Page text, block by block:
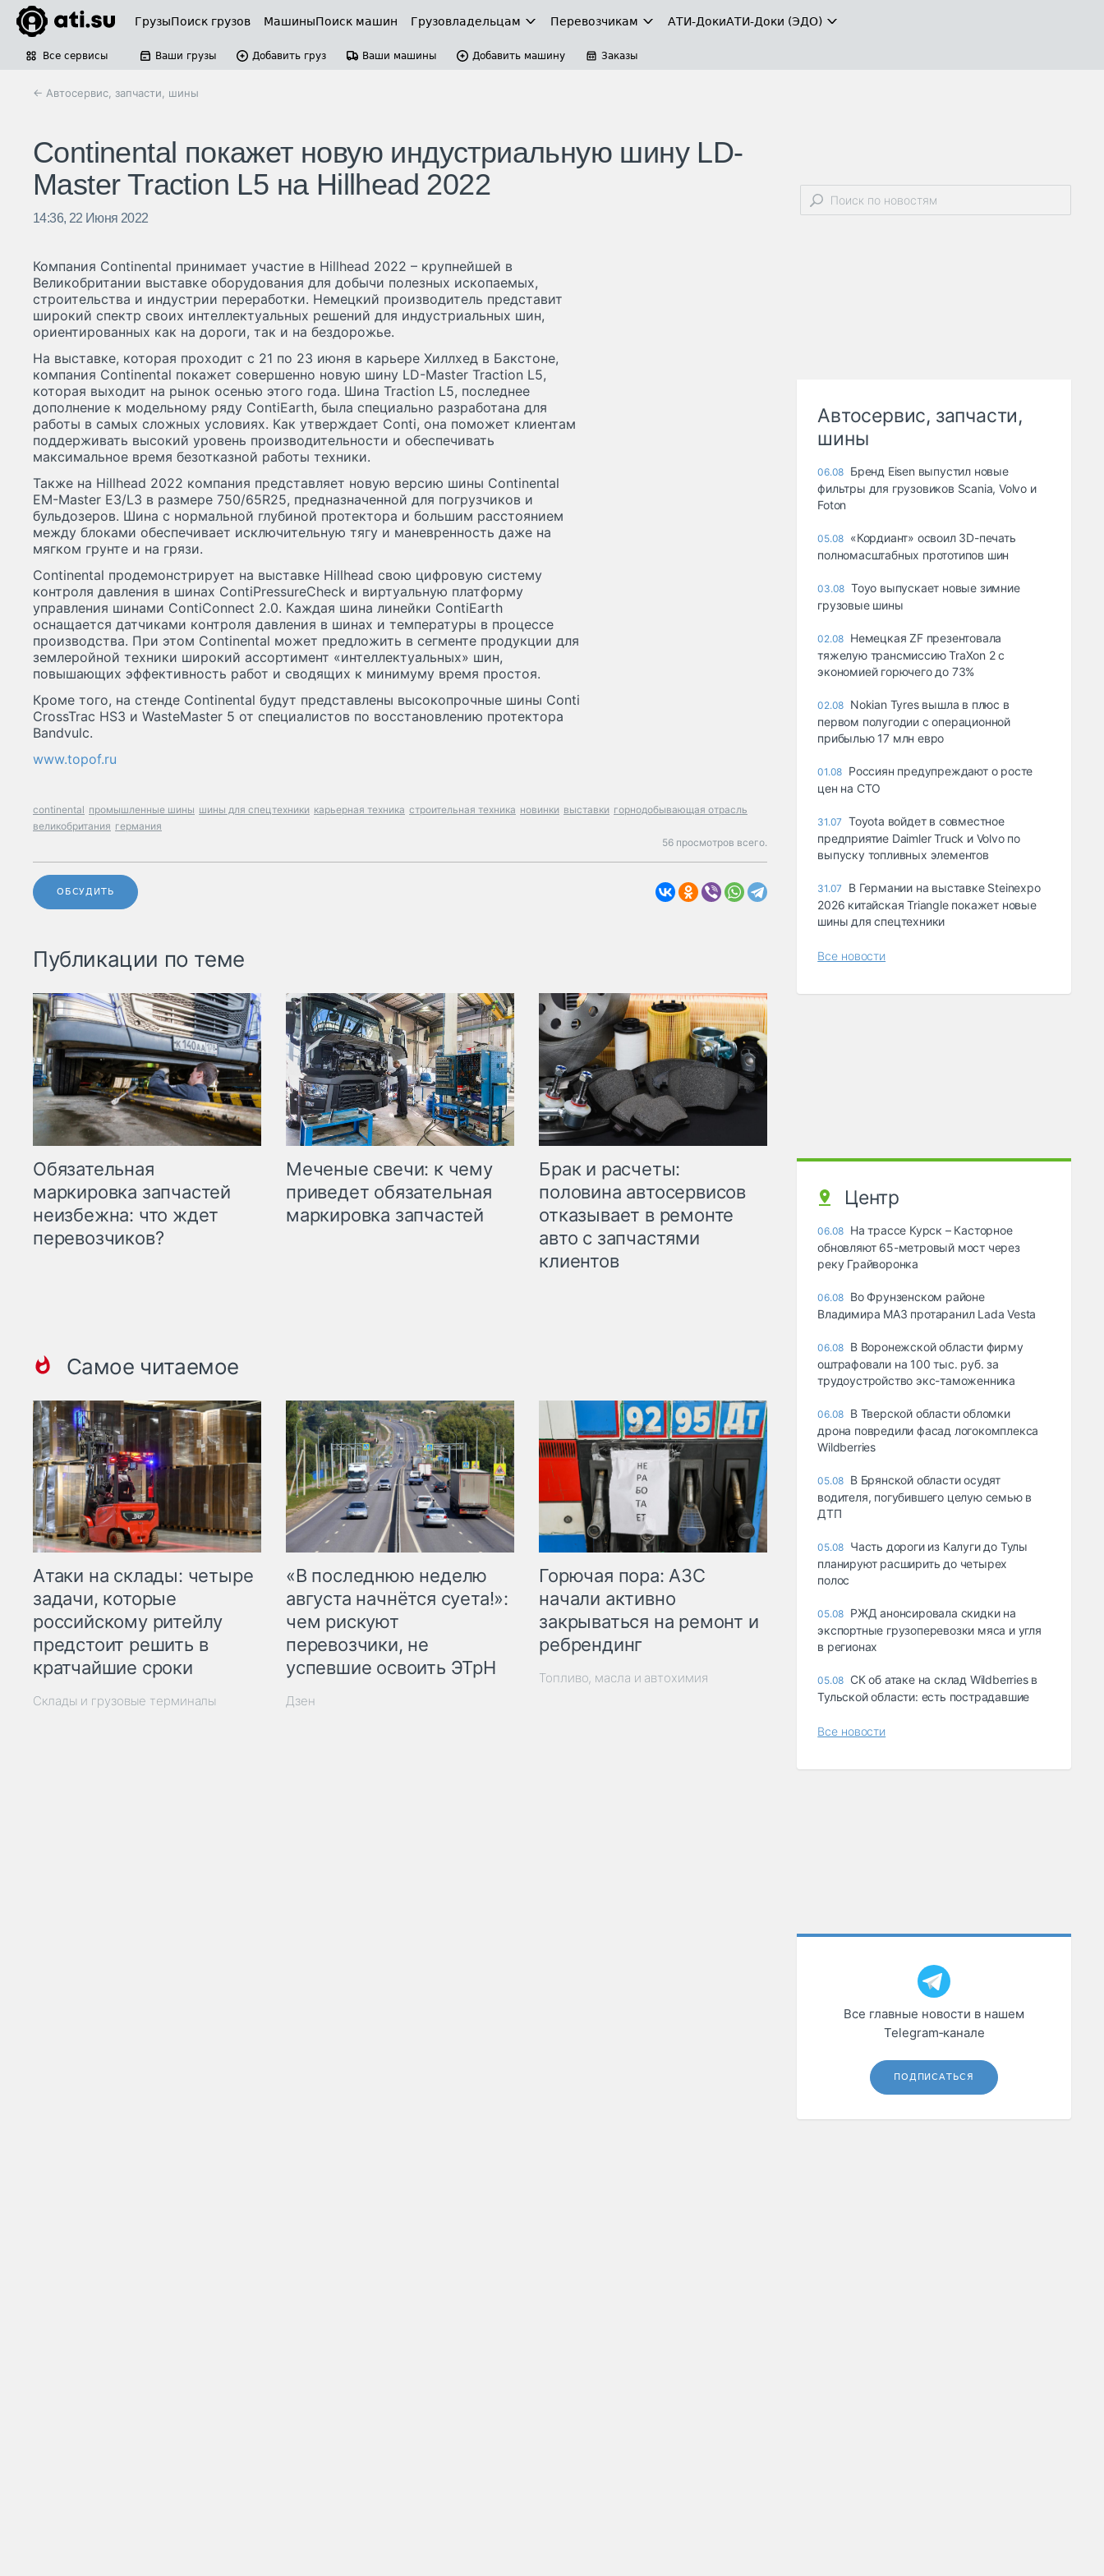
ГрузыПоиск грузов МашиныПоиск машин Грузовладельцам Перевозчикам АТИ-ДокиАТИ-Доки (ЭДО)
Все сервисы Ваши грузы Добавить груз Ваши машины Добавить машину Заказы
← Автосервис, запчасти, шины
Continental покажет новую индустриальную шину LD-
Master Traction L5 на Hillhead 2022
14:36, 22 Июня 2022
Компания Continental принимает участие в Hillhead 2022 – крупнейшей в
Великобритании выставке оборудования для добычи полезных ископаемых,
строительства и индустрии переработки. Немецкий производитель представит
широкий спектр своих интеллектуальных решений для индустриальных шин,
ориентированных как на дороги, так и на бездорожье.
На выставке, которая проходит с 21 по 23 июня в карьере Хиллхед в Бакстоне,
компания Continental покажет совершенно новую шину LD-Master Traction L5,
которая выходит на рынок осенью этого года. Шина Traction L5, последнее
дополнение к модельному ряду ContiEarth, была специально разработана для
работы в самых сложных условиях. Как утверждает Conti, она поможет клиентам
поддерживать высокий уровень производительности и обеспечивать
максимальное время безотказной работы техники.
Также на Hillhead 2022 компания представляет новую версию шины Continental
EM-Master E3/L3 в размере 750/65R25, предназначенной для погрузчиков и
бульдозеров. Шина с нормальной глубиной протектора и большим расстоянием
между блоками обеспечивает исключительную тягу и маневренность даже на
мягком грунте и на грязи.
Continental продемонстрирует на выставке Hillhead свою цифровую систему
контроля давления в шинах ContiPressureCheck и виртуальную платформу
управления шинами ContiConnect 2.0. Каждая шина линейки ContiEarth
оснащается датчиками контроля давления в шинах и температуры в процессе
производства. При этом Continental может предложить в сегменте продукции для
землеройной техники широкий ассортимент «интеллектуальных» шин,
повышающих эффективность работ и сводящих к минимуму время простоя.
Кроме того, на стенде Continental будут представлены высокопрочные шины Conti
CrossTrac HS3 и WasteMaster 5 от специалистов по восстановлению протектора
Bandvulc.
www.topof.ru
continental промышленные шины шины для спецтехники карьерная техника строительная техника новинки выставки горнодобывающая отрасль
великобритания германия
56 просмотров всего.
ОБСУДИТЬ
Публикации по теме
Обязательная
маркировка запчастей
неизбежна: что ждет
перевозчиков?
Меченые свечи: к чему
приведет обязательная
маркировка запчастей
Брак и расчеты:
половина автосервисов
отказывает в ремонте
авто с запчастями
клиентов
Самое читаемое
Атаки на склады: четыре
задачи, которые
российскому ритейлу
предстоит решить в
кратчайшие сроки
Склады и грузовые терминалы
«В последнюю неделю
августа начнётся суета!»:
чем рискуют
перевозчики, не
успевшие освоить ЭТрН
Дзен
Горючая пора: АЗС
начали активно
закрываться на ремонт и
ребрендинг
Топливо, масла и автохимия
Автосервис, запчасти,
шины
06.08 Бренд Eisen выпустил новые
фильтры для грузовиков Scania, Volvo и
Foton
05.08 «Кордиант» освоил 3D-печать
полномасштабных прототипов шин
03.08 Toyo выпускает новые зимние
грузовые шины
02.08 Немецкая ZF презентовала
тяжелую трансмиссию TraXon 2 с
экономией горючего до 73%
02.08 Nokian Tyres вышла в плюс в
первом полугодии с операционной
прибылью 17 млн евро
01.08 Россиян предупреждают о росте
цен на СТО
31.07
Toyota войдет в совместное
предприятие Daimler Truck и Volvo по
выпуску топливных элементов
31.07
В Германии на выставке Steinexpo
2026 китайская Triangle покажет новые
шины для спецтехники
Все новости
Центр
06.08 На трассе Курск – Касторное
обновляют 65-метровый мост через
реку Грайворонка
06.08 Во Фрунзенском районе
Владимира МАЗ протаранил Lada Vesta
06.08 В Воронежской области фирму
оштрафовали на 100 тыс. руб. за
трудоустройство экс-таможенника
06.08 В Тверской области обломки
дрона повредили фасад логокомплекса
Wildberries
05.08 В Брянской области осудят
водителя, погубившего целую семью в
ДТП
05.08 Часть дороги из Калуги до Тулы
планируют расширить до четырех
полос
05.08 РЖД анонсировала скидки на
экспортные грузоперевозки мяса и угля
в регионах
05.08 СК об атаке на склад Wildberries в
Тульской области: есть пострадавшие
Все новости
Все главные новости в нашем
Telegram‑канале
ПОДПИСАТЬСЯ